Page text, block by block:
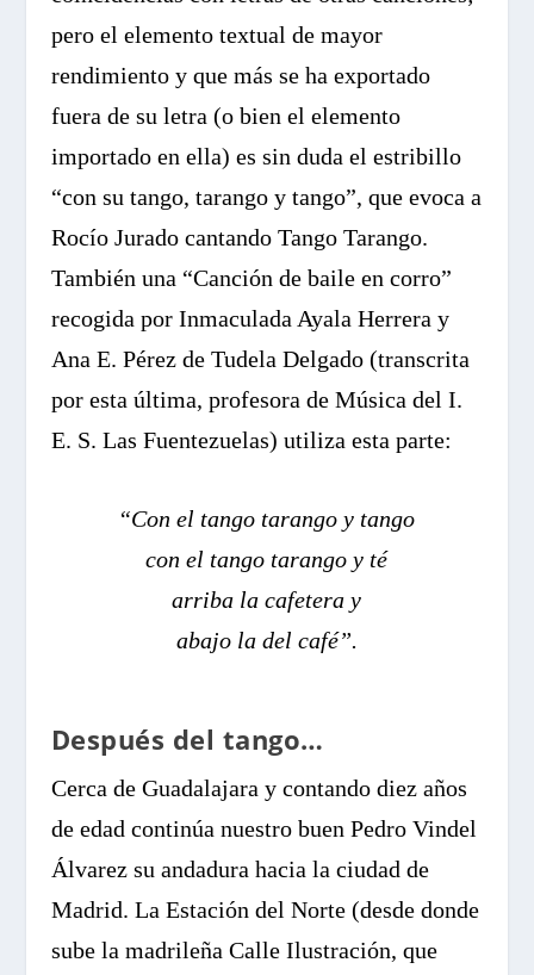
pero el elemento textual de mayor
rendimiento y que más se ha exportado
fuera de su letra (o bien el elemento
importado en ella) es sin duda el estribillo
“con su tango, tarango y tango”, que evoca a
Rocío Jurado cantando Tango Tarango.
También una “Canción de baile en corro”
recogida por Inmaculada Ayala Herrera y
Ana E. Pérez de Tudela Delgado (transcrita
por esta última, profesora de Música del I.
E. S. Las Fuentezuelas) utiliza esta parte:
“Con el tango tarango y tango
con el tango tarango y té
arriba la cafetera y
abajo la del café”.
Después del tango…
Cerca de Guadalajara y contando diez años
de edad continúa nuestro buen Pedro Vindel
Álvarez su andadura hacia la ciudad de
Madrid. La Estación del Norte (desde donde
sube la madrileña Calle Ilustración, que